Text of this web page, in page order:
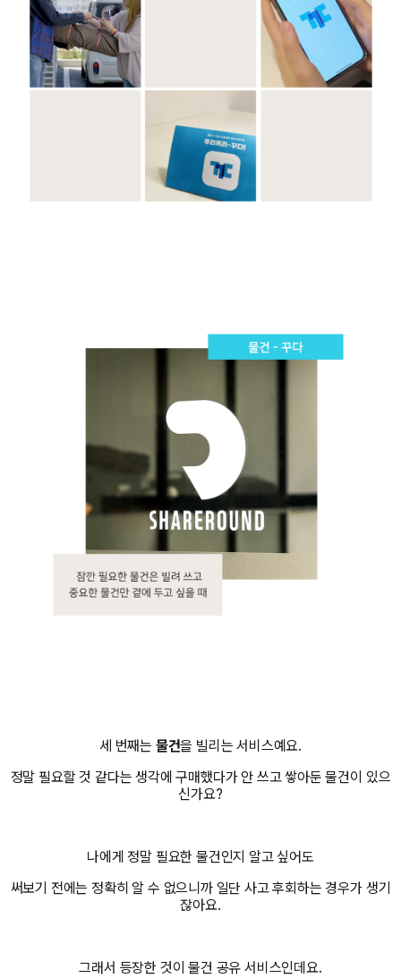
세 번째는 물건을 빌리는 서비스예요.
정말 필요할 것 같다는 생각에 구매했다가 안 쓰고 쌓아둔 물건이 있으
신가요?
나에게 정말 필요한 물건인지 알고 싶어도
써보기 전에는 정확히 알 수 없으니까 일단 사고 후회하는 경우가 생기
잖아요.
그래서 등장한 것이 물건 공유 서비스인데요.